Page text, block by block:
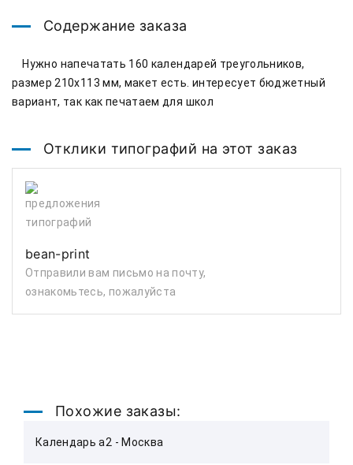
Содержание заказа
    Нужно напечатать 160 календарей треугольников,
размер 210х113 мм, макет есть. интересует бюджетный
вариант, так как печатаем для школ
Отклики типографий на этот заказ
bean-print
Отправили вам письмо на почту,
ознакомьтесь, пожалуйста
Похожие заказы:
Календарь а2 - Москва